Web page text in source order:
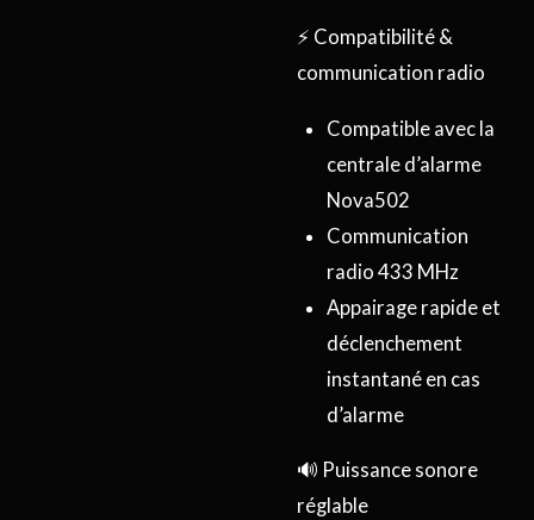
⚡ Compatibilité &
communication radio
Compatible avec la
centrale d’alarme
Nova502
Communication
radio 433 MHz
Appairage rapide et
déclenchement
instantané en cas
d’alarme
🔊 Puissance sonore
réglable